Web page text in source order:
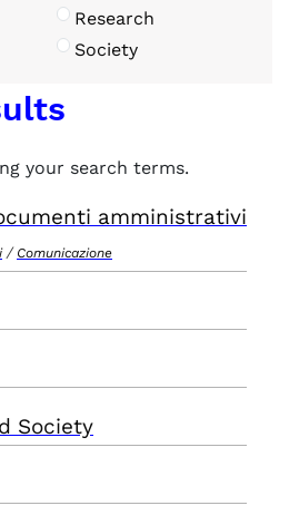
Research
Society
your search terms.
amministrativi
/ Comunicazione
Society